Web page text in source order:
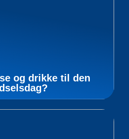
og drikke til den